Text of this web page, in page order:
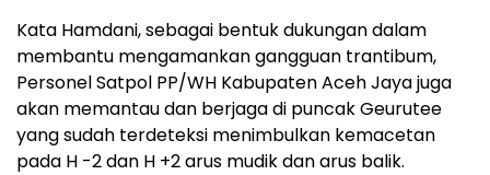
Kata Hamdani, sebagai bentuk dukungan dalam
membantu mengamankan gangguan trantibum,
Personel Satpol PP/WH Kabupaten Aceh Jaya juga
akan memantau dan berjaga di puncak Geurutee
yang sudah terdeteksi menimbulkan kemacetan
pada H -2 dan H +2 arus mudik dan arus balik.